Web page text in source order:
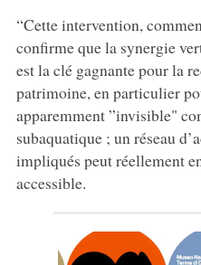
“Cette intervention,
confirme que la synergie
est la clé gagnante pour la
patrimoine, en particulier
apparemment ”invisible"
subaquatique ; un réseau
impliqués peut réellement
accessible.